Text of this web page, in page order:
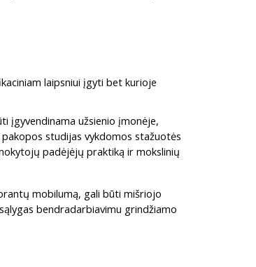
laipsniui įgyti bet kurioje
įgyvendinama užsienio įmonėje,
studijas vykdomos stažuotės
padėjėjų praktiką ir mokslinių
mobilumą, gali būti mišriojo
bendradarbiavimu grindžiamo